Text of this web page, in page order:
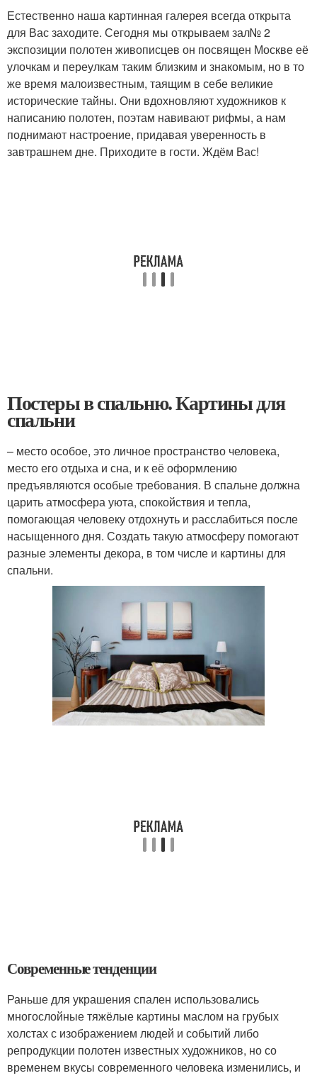
Естественно наша картинная галерея всегда открыта
для Вас заходите. Сегодня мы открываем зал№ 2
экспозиции полотен живописцев он посвящен Москве её
улочкам и переулкам таким близким и знакомым, но в то
же время малоизвестным, таящим в себе великие
исторические тайны. Они вдохновляют художников к
написанию полотен, поэтам навивают рифмы, а нам
поднимают настроение, придавая уверенность в
завтрашнем дне. Приходите в гости. Ждём Вас!
Постеры в спальню. Картины для
спальни
– место особое, это личное пространство человека,
место его отдыха и сна, и к её оформлению
предъявляются особые требования. В спальне должна
царить атмосфера уюта, спокойствия и тепла,
помогающая человеку отдохнуть и расслабиться после
насыщенного дня. Создать такую атмосферу помогают
разные элементы декора, в том числе и картины для
спальни.
Современные тенденции
Раньше для украшения спален использовались
многослойные тяжёлые картины маслом на грубых
холстах с изображением людей и событий либо
репродукции полотен известных художников, но со
временем вкусы современного человека изменились, и